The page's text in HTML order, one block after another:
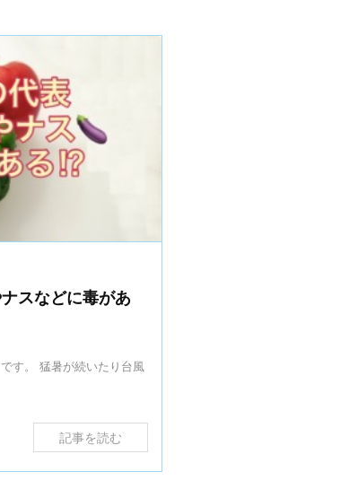
スなどに毒があ
す。 猛暑が続いたり台風
記事を読む